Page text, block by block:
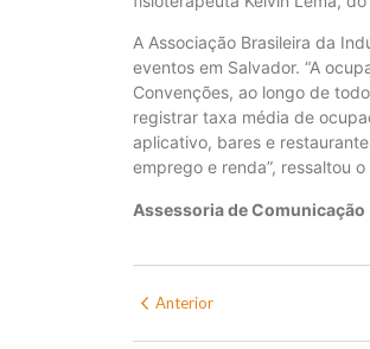
A Associação Brasileira da
eventos em Salvador. “A
Convenções, ao longo de
registrar taxa média de
aplicativo, bares e
emprego e renda”, ressaltou
Assessoria de Comunicação
Anterior